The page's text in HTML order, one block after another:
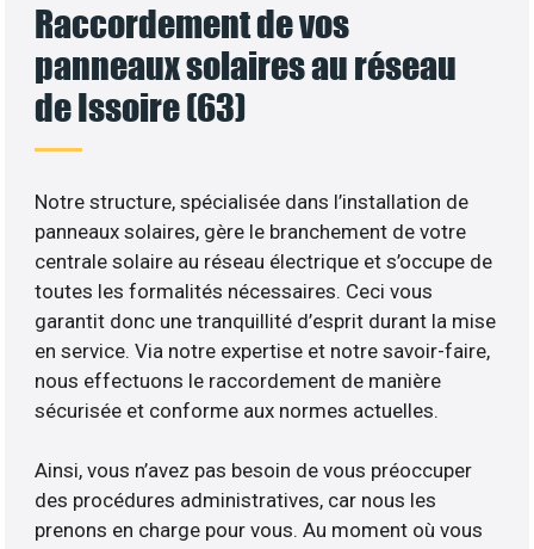
Raccordement de vos
panneaux solaires au réseau
de Issoire (63)
Notre structure, spécialisée dans l’installation de
panneaux solaires, gère le branchement de votre
centrale solaire au réseau électrique et s’occupe de
toutes les formalités nécessaires. Ceci vous
garantit donc une tranquillité d’esprit durant la mise
en service. Via notre expertise et notre savoir-faire,
nous effectuons le raccordement de manière
sécurisée et conforme aux normes actuelles.
Ainsi, vous n’avez pas besoin de vous préoccuper
des procédures administratives, car nous les
prenons en charge pour vous. Au moment où vous